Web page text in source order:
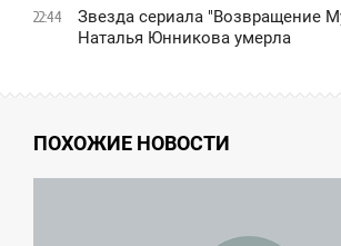
22:44
Звезда сериала "Возвращение
Наталья Юнникова умерла
ПОХОЖИЕ НОВОСТИ